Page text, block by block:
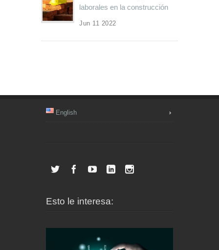
laborales en la construcción
Jun 11 2022
English
Esto le interesa: